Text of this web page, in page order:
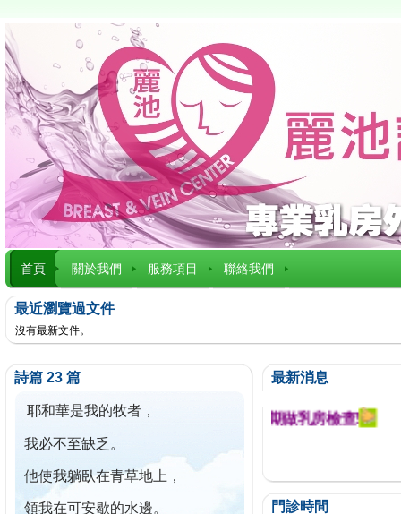
首頁 關於我們 服務項目 聯絡我們
最近瀏覽過文件
沒有最新文件。
詩篇 23 篇
耶和華是我的牧者，
我必不至缺乏。
他使我躺臥在青草地上，
領我在可安歇的水邊。
最新消息
今已篩檢出1700位乳癌患者,提醒您定期做乳房檢查!
門診時間